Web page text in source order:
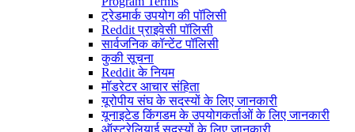
ट्रेडमार्क उपयोग की पॉलिसी
Reddit प्राइवेसी पॉलिसी
सार्वजनिक कॉन्टेंट पॉलिसी
कुकी सूचना
Reddit के नियम
मॉडरेटर आचार संहिता
यूरोपीय संघ के सदस्यों के लिए जानकारी
यूनाइटेड किंगडम के उपयोगकर्ताओं के लिए जानकारी
ऑस्ट्रेलियाई सदस्यों के लिए जानकारी